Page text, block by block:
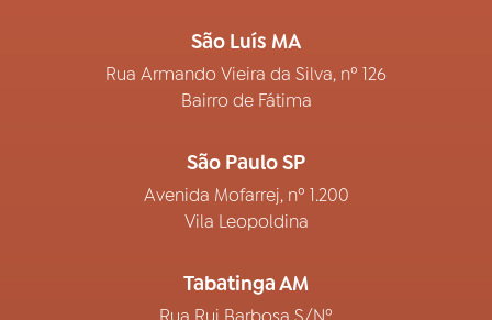
São Luís MA
Rua Armando Vieira da Silva, nº 126
Bairro de Fátima
São Paulo SP
Avenida Mofarrej, nº 1.200
Vila Leopoldina
Tabatinga AM